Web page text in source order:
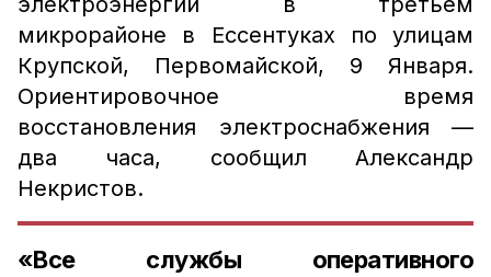
микрорайоне в Ессентуках по улицам
Крупской, Первомайской, 9 Января.
Ориентировочное время
восстановления электроснабжения —
два часа, сообщил Александр
Некристов.
«Все службы оперативного